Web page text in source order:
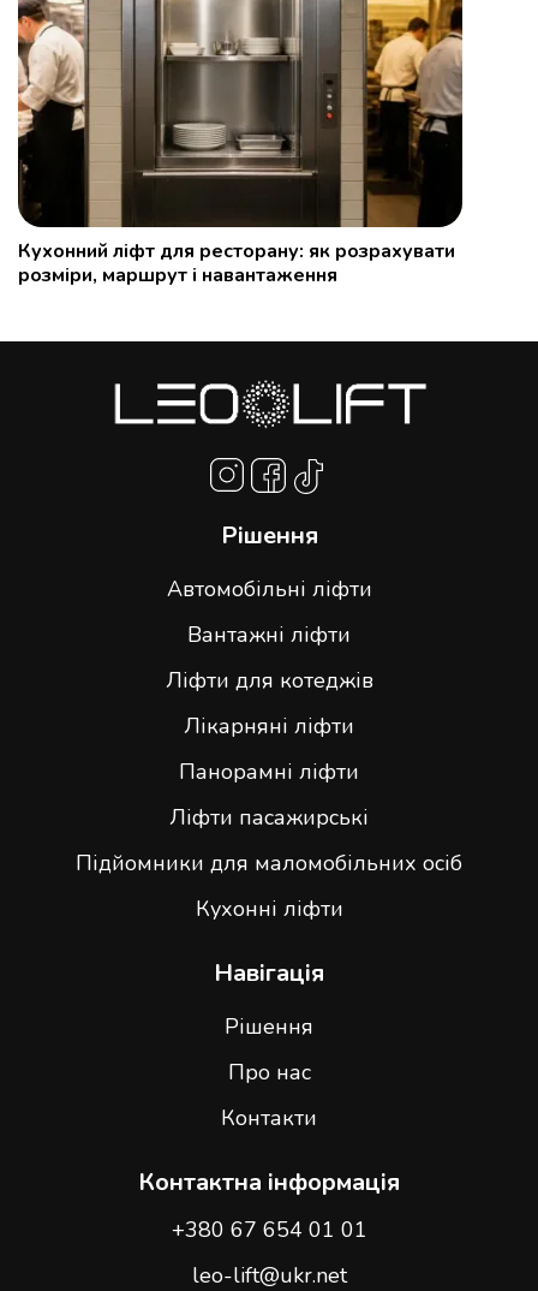
Кухонний ліфт для ресторану: як розрахувати
розміри, маршрут і навантаження
Рішення
Автомобільні ліфти
Вантажні ліфти
Ліфти для котеджів
Лікарняні ліфти
Панорамні ліфти
Ліфти пасажирські
Підйомники для маломобільних осіб
Кухонні ліфти
Навігація
Рішення
Про нас
Контакти
Контактна інформація
+380 67 654 01 01
leo-lift@ukr.net